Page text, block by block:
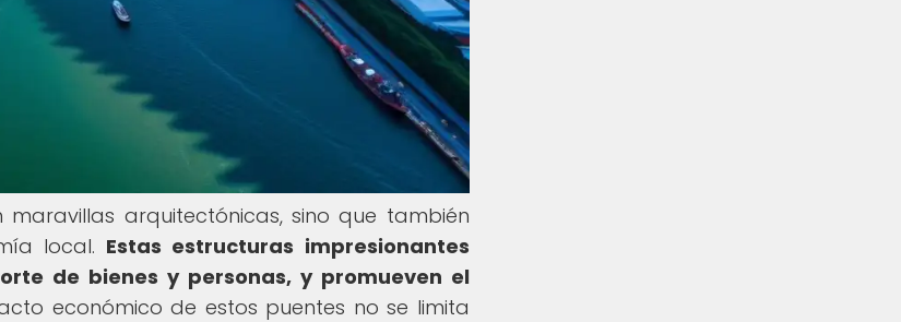
arquitectónicas, sino que también
local. Estas estructuras impresionantes
de bienes y personas, y promueven el
económico de estos puentes no se limita